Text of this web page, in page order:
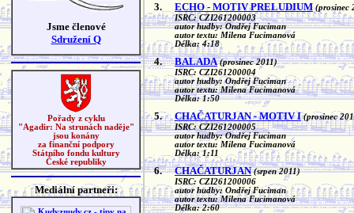
Jsme členové
Sdružení Q
Pořady z cyklu
"Agadir: Na strunách naděje"
jsou konány
za finanční podpory
Státního fondu kultury
České republiky
Mediální partneři:
3. ECHO - MOTIV PRELUDIUM (prosinec
ISRC: CZI261200003
autor hudby: Ondřej Fuciman
autor textu: Milena Fucimanová
Délka: 4:18
4. BALADA (prosinec 2011)
ISRC: CZI261200004
autor hudby: Ondřej Fuciman
autor textu: Milena Fucimanová
Délka: 1:50
5. CHAČATURJAN - MOTIV I (prosinec
ISRC: CZI261200005
autor hudby: Ondřej Fuciman
autor textu: Milena Fucimanová
Délka: 1:11
6. CHAČATURJAN (srpen 2011)
ISRC: CZI261200006
autor hudby: Ondřej Fuciman
autor textu: Milena Fucimanová
Délka: 2:60